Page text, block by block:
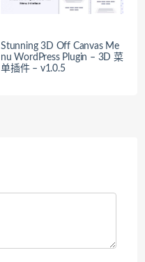
Stunning 3D Off Canvas Me
nu WordPress Plugin – 3D 菜
单插件 – v1.0.5